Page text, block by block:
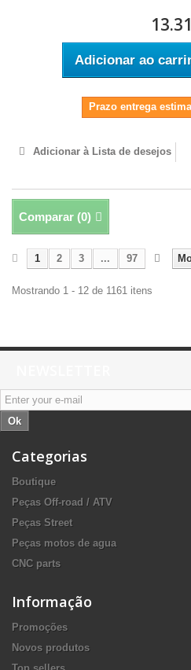
Adicionar ao
Prazo entrega
Adicionar à Lista de desejos
Comparar (0)
1 2 3 ... 97
Mostrando 1 - 12 de 1161 itens
Ok
Categorias
Boutique
Peças Off-road / ATV
Peças Street
Peças motos de agua
CNC parts
Informação
Promoções
Novos produtos